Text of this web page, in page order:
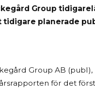
Group
tidigare planerade
Group AB
för det